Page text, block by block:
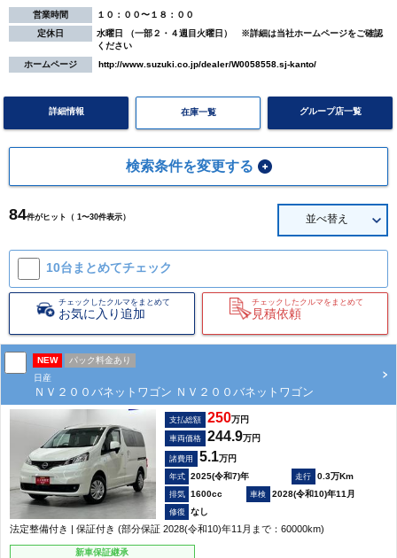
営業時間
１０：００〜１８：００
定休日
水曜日 （一部２・４週目火曜日） ※詳細は当社ホームページをご確認
ください
ホームページ
http://www.suzuki.co.jp/dealer/W0058558.sj-kanto/
詳細情報 在庫一覧 グループ店一覧
検索条件を変更する
84件がヒット（ 1〜30件表示） 並べ替え
10台まとめてチェック
チェックしたクルマをまとめて
お気に入り追加
チェックしたクルマをまとめて
見積依頼
NEW
パック料金あり
日産
ＮＶ２００バネットワゴン ＮＶ２００バネットワゴン
支払総額 250万円
車両価格 244.9万円
諸費用 5.1万円
2025(令和7)年
0.3万Km
1600cc
2028(令和10)年11月
なし
法定整備付き | 保証付き (部分保証 2028(令和10)年11月まで：60000km)
新車保証継承